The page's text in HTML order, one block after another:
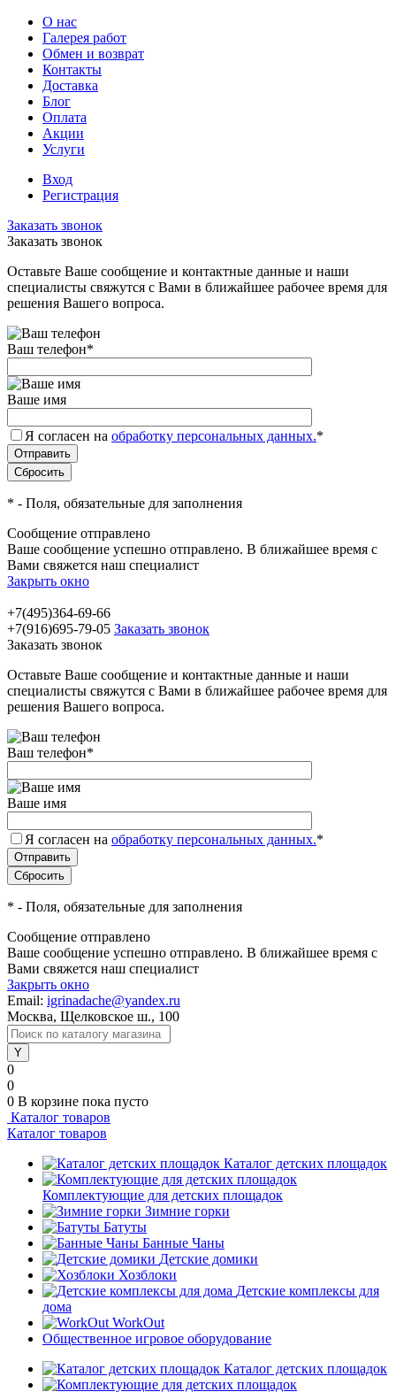
О нас
Галерея работ
Обмен и возврат
Контакты
Доставка
Блог
Оплата
Акции
Услуги
Вход
Регистрация
Заказать звонок
Заказать звонок
Оставьте Ваше сообщение и контактные данные и наши
специалисты свяжутся с Вами в ближайшее рабочее время для
решения Вашего вопроса.
Ваш телефон*
Ваше имя
Я согласен на обработку персональных данных.*
* - Поля, обязательные для заполнения
Сообщение отправлено
Ваше сообщение успешно отправлено. В ближайшее время с
Вами свяжется наш специалист
Закрыть окно
+7(495)364-69-66
+7(916)695-79-05 Заказать звонок
Заказать звонок
Оставьте Ваше сообщение и контактные данные и наши
специалисты свяжутся с Вами в ближайшее рабочее время для
решения Вашего вопроса.
Ваш телефон*
Ваше имя
Я согласен на обработку персональных данных.*
* - Поля, обязательные для заполнения
Сообщение отправлено
Ваше сообщение успешно отправлено. В ближайшее время с
Вами свяжется наш специалист
Закрыть окно
Email: igrinadache@yandex.ru
Москва, Щелковское ш., 100
0
0
0 В корзине пока пусто
Каталог товаров
Каталог товаров
Каталог детских площадок
Комплектующие для детских площадок
Зимние горки
Батуты
Банные Чаны
Детские домики
Хозблоки
Детские комплексы для
дома
WorkOut
Общественное игровое оборудование
Каталог детских площадок